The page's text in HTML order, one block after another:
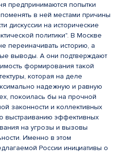
предпринимаются попытки
в ней местами причины
дискуссии на исторические
политики". В Москве
переиначивать историю, а
выводы. А они подтверждают
формирования такой
которая на деле
надежную и равную
покоилась бы на прочной
законности и коллективных
выстраиванию эффективных
на угрозы и вызовы
Именно в этом
России инициативы о